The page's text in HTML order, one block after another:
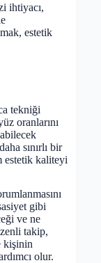
ihtiyacı,
estetik
tekniği
oranlarını
sınırlı bir
estetik kaliteyi
gibi
ve ne
takip,
kişinin
olur.